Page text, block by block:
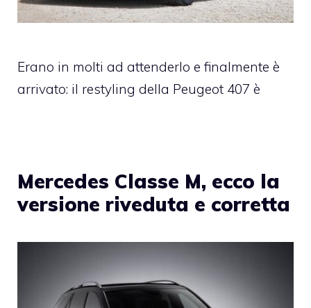
Erano in molti ad attenderlo e finalmente è
arrivato: il restyling della Peugeot 407 è
Mercedes Classe M, ecco la
versione riveduta e corretta